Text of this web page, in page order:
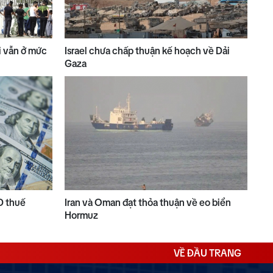
vẫn ở mức
Israel chưa chấp thuận kế hoạch về Dải
Gaza
thuế
Iran và Oman đạt thỏa thuận về eo biển
Hormuz
VỀ ĐẦU TRANG